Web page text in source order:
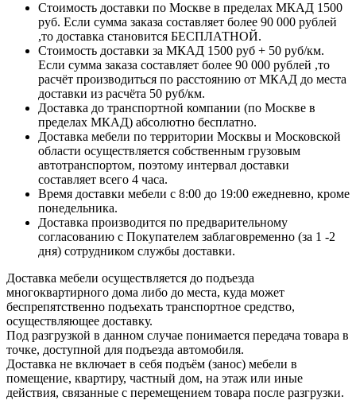
Стоимость доставки по Москве в пределах МКАД 1500
руб. Если сумма заказа составляет более 90 000 рублей
,то доставка становится БЕСПЛАТНОЙ.
Стоимость доставки за МКАД 1500 руб + 50 руб/км.
Если сумма заказа составляет более 90 000 рублей ,то
расчёт производиться по расстоянию от МКАД до места
доставки из расчёта 50 руб/км.
Доставка до транспортной компании (по Москве в
пределах МКАД) абсолютно бесплатно.
Доставка мебели по территории Москвы и Московской
области осуществляется собственным грузовым
автотранспортом, поэтому интервал доставки
составляет всего 4 часа.
Время доставки мебели с 8:00 до 19:00 ежедневно, кроме
понедельника.
Доставка производится по предварительному
согласованию с Покупателем заблаговременно (за 1 -2
дня) сотрудником службы доставки.
Доставка мебели осуществляется до подъезда
многоквартирного дома либо до места, куда может
беспрепятственно подъехать транспортное средство,
осуществляющее доставку.
Под разгрузкой в данном случае понимается передача товара в
точке, доступной для подъезда автомобиля.
Доставка не включает в себя подъём (занос) мебели в
помещение, квартиру, частный дом, на этаж или иные
действия, связанные с перемещением товара после разгрузки.